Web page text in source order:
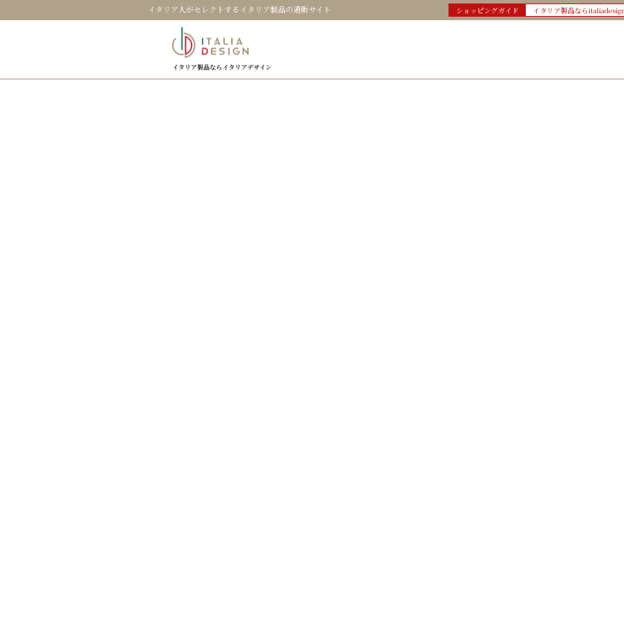
イタリア人がセレクトするイタリア製品の通販サイト ショッピングガイド イタリア製品なら
イタリア製品ならイタリアデザイン